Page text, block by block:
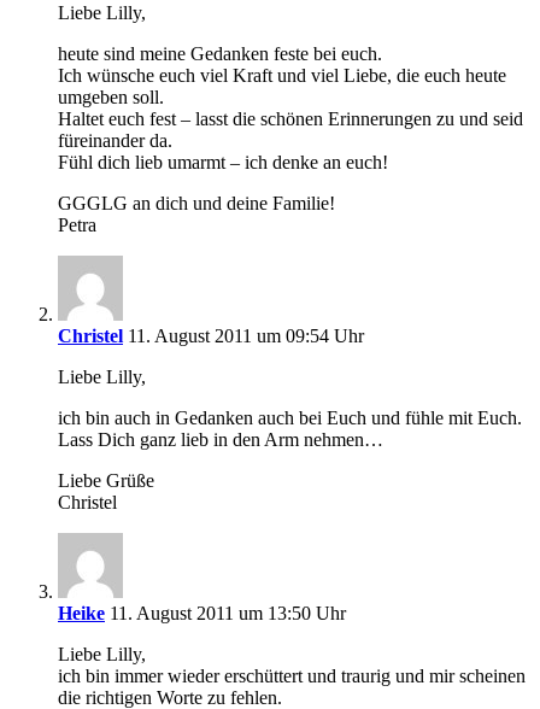
Liebe Lilly,
heute sind meine Gedanken feste bei euch.
Ich wünsche euch viel Kraft und viel Liebe, die euch heute
umgeben soll.
Haltet euch fest – lasst die schönen Erinnerungen zu und seid
füreinander da.
Fühl dich lieb umarmt – ich denke an euch!
GGGLG an dich und deine Familie!
Petra
Christel 11. August 2011 um 09:54 Uhr
Liebe Lilly,
ich bin auch in Gedanken auch bei Euch und fühle mit Euch.
Lass Dich ganz lieb in den Arm nehmen…
Liebe Grüße
Christel
Heike 11. August 2011 um 13:50 Uhr
Liebe Lilly,
ich bin immer wieder erschüttert und traurig und mir scheinen
die richtigen Worte zu fehlen.